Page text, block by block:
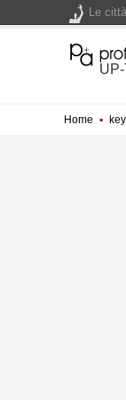
Home ▪ key
Le
200